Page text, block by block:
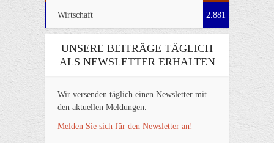
Wirtschaft 2.881
UNSERE BEITRÄGE TÄGLICH
ALS NEWSLETTER ERHALTEN
Wir versenden täglich einen Newsletter mit
den aktuellen Meldungen.
Melden Sie sich für den Newsletter an!